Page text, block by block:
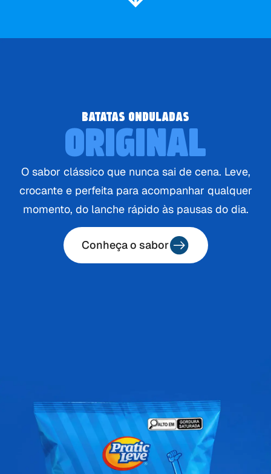
BATATAS ONDULADAS
ORIGINAL
O sabor clássico que nunca sai de cena. Leve,
crocante e perfeita para acompanhar qualquer
momento, do lanche rápido às pausas do dia.
Conheça o sabor